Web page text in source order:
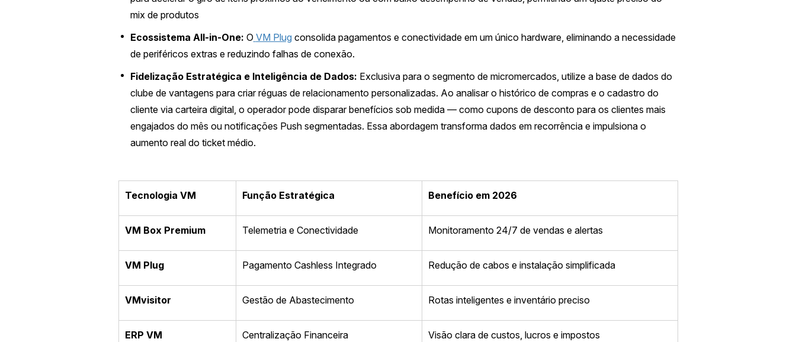
mix de produtos
Ecossistema All-in-One: O VM Plug consolida pagamentos e conectividade em um único hardware, eliminando a necessidade
de periféricos extras e reduzindo falhas de conexão.
Fidelização Estratégica e Inteligência de Dados: Exclusiva para o segmento de micromercados, utilize a base de dados do
clube de vantagens para criar réguas de relacionamento personalizadas. Ao analisar o histórico de compras e o cadastro do
cliente via carteira digital, o operador pode disparar benefícios sob medida — como cupons de desconto para os clientes mais
engajados do mês ou notificações Push segmentadas. Essa abordagem transforma dados em recorrência e impulsiona o
aumento real do ticket médio.
Tecnologia VM Função Estratégica Benefício em 2026
VM Box Premium Telemetria e Conectividade Monitoramento 24/7 de vendas e alertas
VM Plug Pagamento Cashless Integrado Redução de cabos e instalação simplificada
VMvisitor Gestão de Abastecimento Rotas inteligentes e inventário preciso
ERP VM Centralização Financeira Visão clara de custos, lucros e impostos